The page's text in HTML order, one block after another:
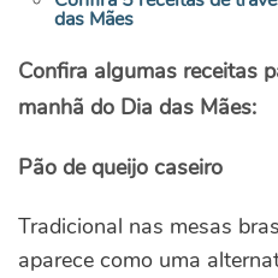
das Mães
Confira algumas receitas
manhã do Dia das Mães:
Pão de queijo caseiro
Tradicional nas mesas
aparece como uma